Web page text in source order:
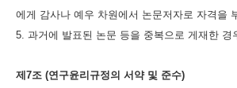
에게 감사나 예우 차원에서 논문저자로 자격을
5. 과거에 발표된 논문 등을 중복으로 게재한 경
제7조 (연구윤리규정의 서약 및 준수)